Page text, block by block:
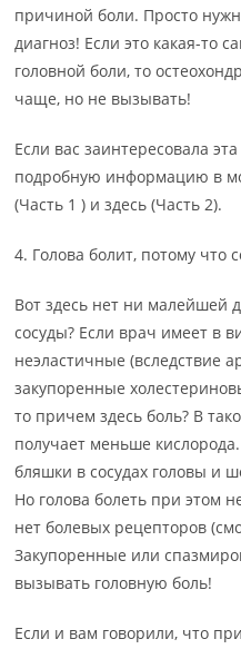
причиной боли. Просто
диагноз! Если это какая-то
головной боли, то
чаще, но не вызывать!
Если вас заинтересовала
подробную информацию в
(Часть 1 ) и здесь (Часть 2).
4. Голова болит, потому что
Вот здесь нет ни малейшей
сосуды? Если врач имеет в
неэластичные (вследствие
закупоренные
то причем здесь боль? В
получает меньше
бляшки в сосудах головы и
Но голова болеть при этом
нет болевых рецепторов
Закупоренные или
вызывать головную боль!
Если и вам говорили, что